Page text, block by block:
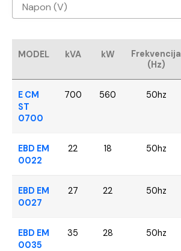
Baudouin
CUMMINS
Perkins
VOLVO
YANGDONG
Napon (V)
400V
MODEL kVA kW
Frekvencija
(Hz)
E CM
ST
0700
700 560 50hz
EBD EM
0022
22 18 50hz
EBD EM
0027
27 22 50hz
EBD EM
0035
35 28 50hz